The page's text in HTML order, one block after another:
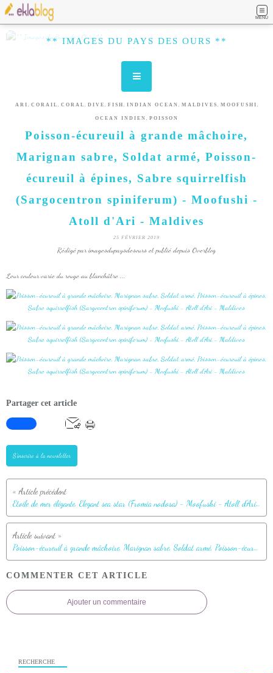
MENU
** IMAGES DU PAYS DES OURS **
ARI , CORAIL , CORAL , DIVE , FISH , INDIAN OCEAN , MALDIVES , MOOFUSHI ,
OCEAN INDIEN , POISSON
Poisson-écureuil à grande mâchoire,
Marignan sabre, Soldat armé, Poisson-
écureuil à épines, Sabre squirrelfish
(Sargocentron spiniferum) - Moofushi -
Atoll d'Ari - Maldives
25 FÉVRIER 2019
Rédigé par imagesdupaysdesours et publié depuis Overblog
Leur couleur varie du rouge au blanchâtre ...
Partager cet article
S'inscrire à la newsletter
Etoile de mer élégante, Elegant sea star (Fromia nodosa) - Moofushi - Atoll d'Ari - Maldives
Poisson-écureuil à grande mâchoire, Marignan sabre, Soldat armé, Poisson-écureuil à épines, Sabre squirrelfish (Sargocentron spiniferum) - Moofushi - Atoll d'Ari - Maldives
COMMENTER CET ARTICLE
Ajouter un commentaire
RECHERCHE